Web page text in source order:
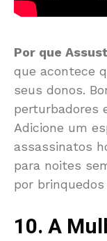
Por que
que acontece
seus donos.
perturbadores
Adicione um
assassinatos
para noites
por
10. A